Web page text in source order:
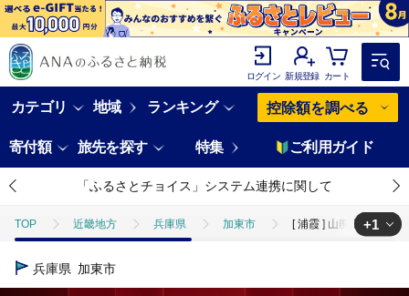
ログイン 新規登録 カート
カテゴリ 地域 ランキング 控除額を調べる
寄付額 旅先を探す 特集 ご利用ガイド
「ふるさとチョイス」システム連携に関して
TOP 近畿地方 兵庫県 加東市 [ 浦霞 ] 山廃 純米大吟
TOP
+1
兵庫県 加東市